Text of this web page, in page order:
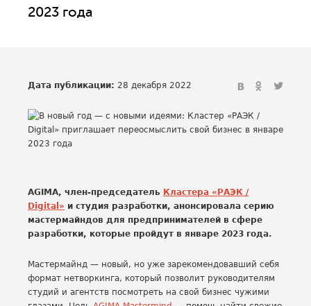
2023 года
Дата публикации: 28 декабря 2022
AGIMA, член-председатель Кластера «РАЭК /
Digital» и студия разработки, анонсировала серию
мастермайндов для предпринимателей в сфере
разработки, которые пройдут в январе 2023 года.
Мастермайнд — новый, но уже зарекомендовавший себя
формат нетворкинга, который позволит руководителям
студий и агентств посмотреть на свой бизнес чужими